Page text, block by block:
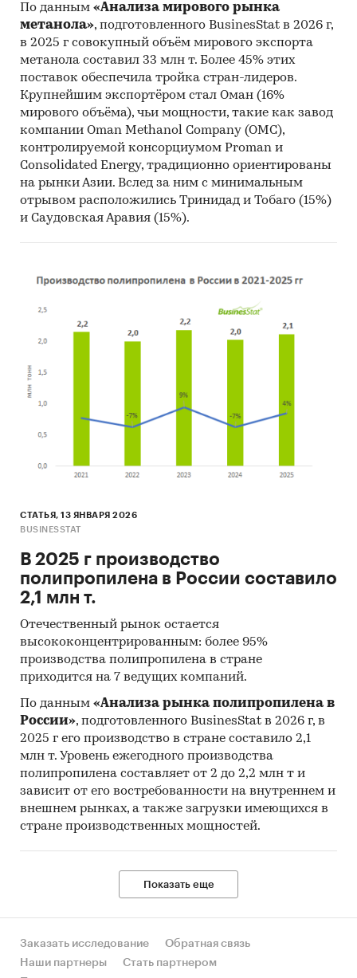
По данным «Анализа мирового рынка
метанола», подготовленного BusinesStat в 2026 г,
в 2025 г совокупный объём мирового экспорта
метанола составил 33 млн т. Более 45% этих
поставок обеспечила тройка стран-лидеров.
Крупнейшим экспортёром стал Оман (16%
мирового объёма), чьи мощности, такие как завод
компании Oman Methanol Company (OMC),
контролируемой консорциумом Proman и
Consolidated Energy, традиционно ориентированы
на рынки Азии. Вслед за ним с минимальным
отрывом расположились Тринидад и Тобаго (15%)
и Саудовская Аравия (15%).
СТАТЬЯ, 13 ЯНВАРЯ 2026
BUSINESSTAT
В 2025 г производство
полипропилена в России составило
2,1 млн т.
Отечественный рынок остается
высококонцентрированным: более 95%
производства полипропилена в стране
приходится на 7 ведущих компаний.
По данным «Анализа рынка полипропилена в
России», подготовленного BusinesStat в 2026 г, в
2025 г его производство в стране составило 2,1
млн т. Уровень ежегодного производства
полипропилена составляет от 2 до 2,2 млн т и
зависит от его востребованности на внутреннем и
внешнем рынках, а также загрузки имеющихся в
стране производственных мощностей.
Показать еще
Заказать исследование
Обратная связь
Наши партнеры
Стать партнером